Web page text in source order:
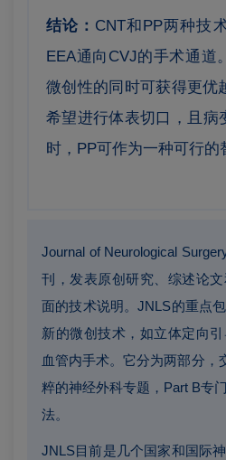
结论： CNT和PP两种技
EEA通向CVJ的手术通道。
微创性的同时可获得更优
希望进行体表切口，且病
时，PP可作为一种可行的
Journal of Neurological
刊，发表原创研究、综述论
面的技术说明。JNLS的重点
新的微创技术，如立体定向
血管内手术。它分为两部分，
粹的神经外科专题，Part B专
法。
JNLS目前是几个国家和国际